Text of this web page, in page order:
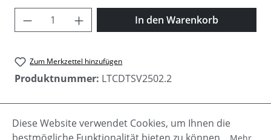
Produkt Anzahl: Gib den gewünschten
In den Warenkorb
Zum Merkzettel hinzufügen
Produktnummer: LTCDTSV2502.2
Beschreibung
Diese Website verwendet Cookies, um Ihnen die